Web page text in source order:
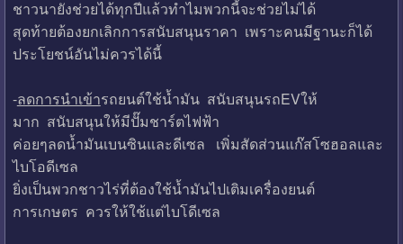
ชาวนายังช่วยได้ทุกปีแล้วทำไมพวกนี้จะช่วยไม่ได้
สุดท้ายต้องยกเลิกการสนับสนุนราคา เพราะคนมีฐานะก็ได้
ประโยชน์อันไม่ควรได้นี้
-ลดการนำเข้ารถยนต์ใช้น้ำมัน สนับสนุนรถEVให้
มาก สนับสนุนให้มีปั๊มชาร์ตไฟฟ้า
ค่อยๆลดน้ำมันเบนซินและดีเซล เพิ่มสัดส่วนแก๊สโซฮอลและ
ไบโอดีเซล
ยิ่งเป็นพวกชาวไร่ที่ต้องใช้น้ำมันไปเติมเครื่องยนต์
การเกษตร ควรให้ใช้แต่ไบโดีเซล